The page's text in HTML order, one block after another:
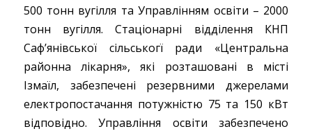
500 тонн вугілля та Управлінням освіти – 2000
тонн вугілля. Стаціонарні відділення КНП
Саф’янівської сільськогї ради «Центральна
районна лікарня», які розташовані в місті
Ізмаїл, забезпечені резервними джерелами
електропостачання потужністю 75 та 150 кВт
відповідно. Управління освіти забезпечено